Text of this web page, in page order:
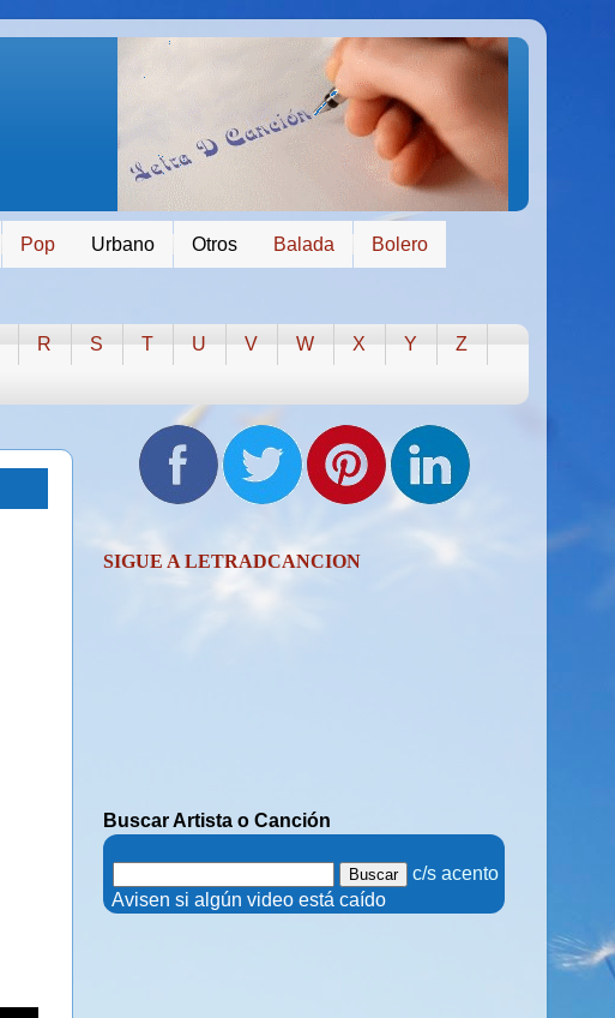
Pop Urbano Otros Balada Bolero
R S T U V W X Y
Z
SIGUE A LETRADCANCION
Buscar Artista o Canción
c/s acento
. Avisen si algún video está caído